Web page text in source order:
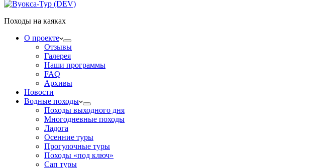
Походы на каяках
О проекте
Отзывы
Галерея
Наши программы
FAQ
Архивы
Новости
Водные походы
Походы выходного дня
Многодневные походы
Ладога
Осенние туры
Прогулочные туры
Походы «под ключ»
Сап туры